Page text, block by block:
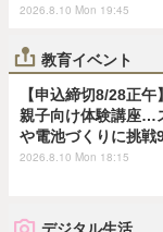
2026.8.10 Mon 19:45
教育イベント
【申込締切8/28正午
親子向け体験講座…
や電池づくりに挑戦
2026.8.10 Mon 18:15
デジタル生活